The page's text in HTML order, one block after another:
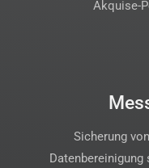
Akquise-
Sicherung